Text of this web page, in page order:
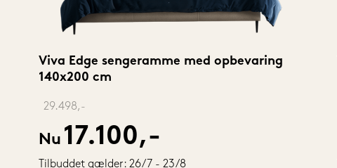
Viva Edge sengeramme med opbevaring
140x200 cm
29.498,-
Nu 17.100,-
Tilbuddet gælder: 26/7 - 23/8